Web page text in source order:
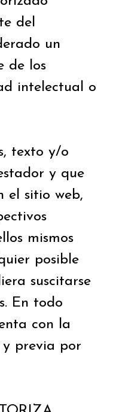
del
un
de los
intelectual o
texto y/o
y que
el sitio web,
mismos
posible
suscitarse
En todo
con la
y previa por